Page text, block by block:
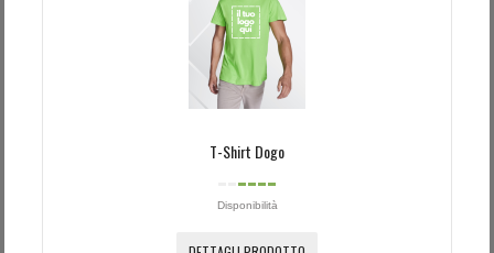
T-Shirt Dogo
Disponibilità